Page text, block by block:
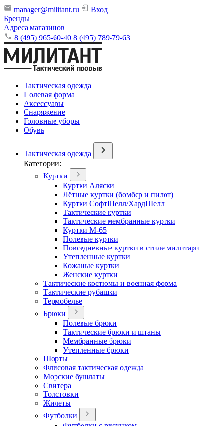
manager@militant.ru
Вход
Бренды
Адреса магазинов
8 (495) 965-60-40 8 (495) 789-79-63
Тактическая одежда
Полевая форма
Аксессуары
Снаряжение
Головные уборы
Обувь
Тактическая одежда
Категории:
Куртки
Куртки Аляски
Лётные куртки (бомбер и пилот)
Куртки СофтШелл/ХардШелл
Тактические куртки
Тактические мембранные куртки
Куртки М-65
Полевые куртки
Повседневные куртки в стиле милитари
Утепленные куртки
Кожаные куртки
Женские куртки
Тактические костюмы и военная форма
Тактические рубашки
Термобелье
Брюки
Полевые брюки
Тактические брюки и штаны
Мембранные брюки
Утепленные брюки
Шорты
Флисовая тактическая одежда
Морские бушлаты
Свитера
Толстовки
Жилеты
Футболки